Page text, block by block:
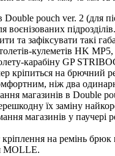
Double pouch ver. 2 (для
воєнізованих
та зафіксувати такі
кулеметів HK
карабіну GP
кріпиться на брючний
ніж два
магазинів в Double
їх заміну
магазинів у паучері
кріплення на ремінь
MOLLE.